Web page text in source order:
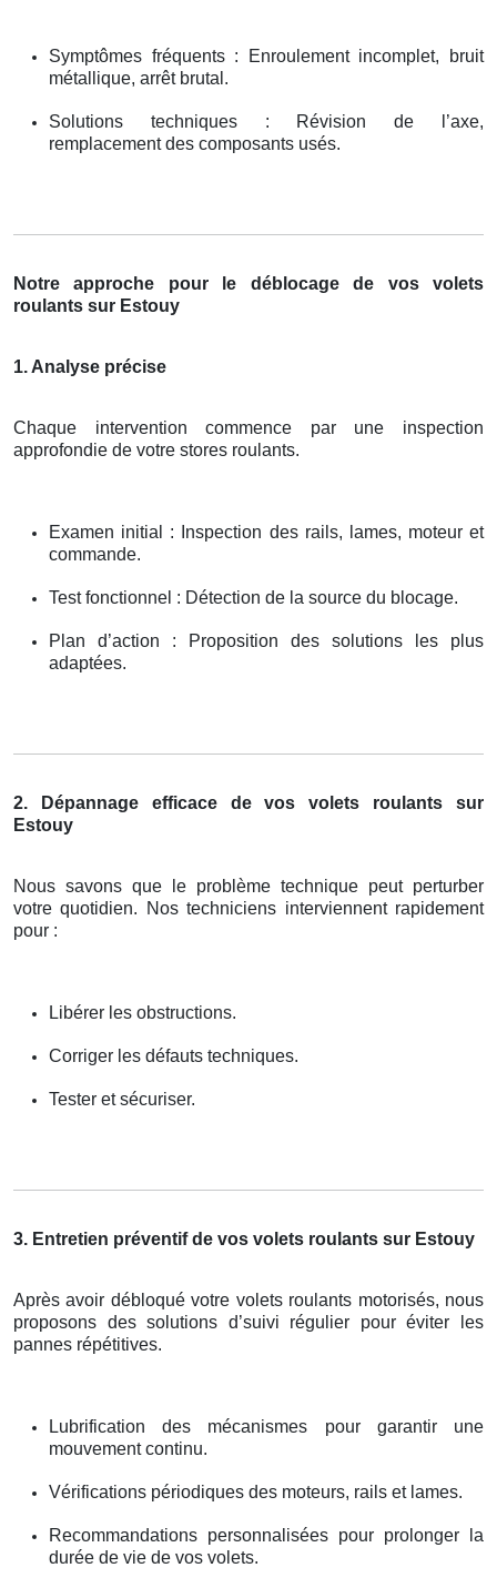
Symptômes fréquents : Enroulement incomplet, bruit
métallique, arrêt brutal.
Solutions techniques : Révision de l’axe,
remplacement des composants usés.
Notre approche pour le déblocage de vos volets
roulants sur Estouy
1. Analyse précise
Chaque intervention commence par une inspection
approfondie de votre stores roulants.
Examen initial : Inspection des rails, lames, moteur et
commande.
Test fonctionnel : Détection de la source du blocage.
Plan d’action : Proposition des solutions les plus
adaptées.
2. Dépannage efficace de vos volets roulants sur
Estouy
Nous savons que le problème technique peut perturber
votre quotidien. Nos techniciens interviennent rapidement
pour :
Libérer les obstructions.
Corriger les défauts techniques.
Tester et sécuriser.
3. Entretien préventif de vos volets roulants sur Estouy
Après avoir débloqué votre volets roulants motorisés, nous
proposons des solutions d’suivi régulier pour éviter les
pannes répétitives.
Lubrification des mécanismes pour garantir une
mouvement continu.
Vérifications périodiques des moteurs, rails et lames.
Recommandations personnalisées pour prolonger la
durée de vie de vos volets.